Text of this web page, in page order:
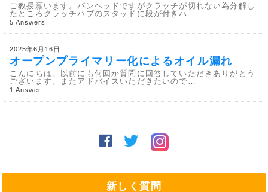
ご教授願います。パンヘッドですがクラッチが切れない為分解し
たところクラッチハブのスタッドに段が付きハ…
5 Answers
2025年6月16日
オープンプライマリー化によるオイル漏れ
こんにちは。以前にも何回か質問に回答していただきありがとう
ございます。またアドバイスいただきたいので…
1 Answer
新しく質問